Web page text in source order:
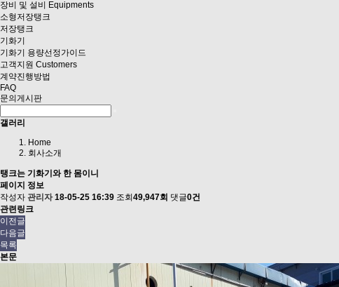
장비 및 설비
Equipments
소형저장탱크
저장탱크
기화기
기화기 용량선정가이드
고객지원 Customers
계약진행방법
FAQ
문의게시판
갤러리
Home
회사소개
탱크는 기화기와 한 몸이니
페이지 정보
작성자 관리자 18-05-25 16:39 조회 49,947회 댓글0건
관련링크
이전글
다음글
목록
본문